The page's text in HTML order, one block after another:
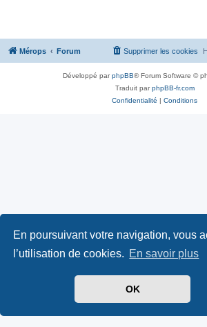
En poursuivant votre navigation, vous
l’utilisation de cookies. En savoir plus
OK
Mérops Forum Supprimer les cookies
Développé parphpBB® Forum Software ©
Traduit parphpBB-fr.com
Confidentialité | Conditions